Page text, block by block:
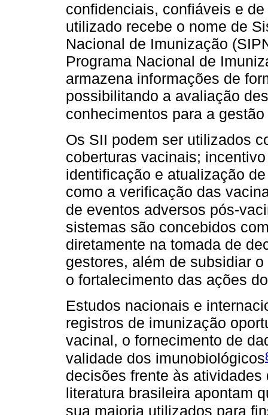
confidenciais, confiáveis e
utilizado recebe o nome de
Nacional de Imunização
Programa Nacional de
armazena informações de
possibilitando a avaliação
conhecimentos para a
Os SII podem ser utilizados
coberturas vacinais;
identificação e atualização
como a verificação das
de eventos adversos pós-
sistemas são concebidos
diretamente na tomada de
gestores, além de subsidiar
o fortalecimento das ações
Estudos nacionais e
registros de imunização
vacinal, o fornecimento de
validade dos imunobiológicos
decisões frente às
literatura brasileira apontam
sua maioria utilizados para